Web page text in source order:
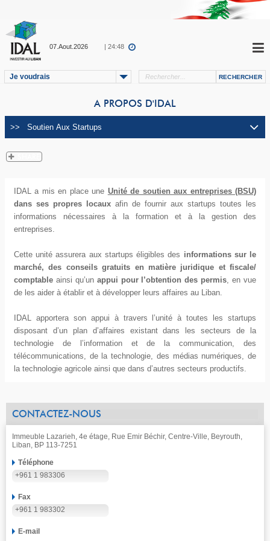
07.Aout.2026 | 24:48
Je voudrais
A PROPOS D'IDAL
IDAL a mis en place une Unité de soutien aux entreprises (BSU)
dans ses propres locaux afin de fournir aux startups toutes les
informations nécessaires à la formation et à la gestion des
entreprises.
Cette unité assurera aux startups éligibles des informations sur le
marché, des conseils gratuits en matière juridique et fiscale/
comptable ainsi qu’un appui pour l’obtention des permis, en vue
de les aider à établir et à développer leurs affaires au Liban.
IDAL apportera son appui à travers l’unité à toutes les startups
disposant d’un plan d’affaires existant dans les secteurs de la
technologie de l’information et de la communication, des
télécommunications, de la technologie, des médias numériques, de
la technologie agricole ainsi que dans d’autres secteurs productifs.
CONTACTEZ-NOUS
Immeuble Lazarieh, 4e étage, Rue Emir Béchir, Centre-Ville, Beyrouth,
Liban, BP 113-7251
Téléphone
+961 1 983306
Fax
+961 1 983302
E-mail